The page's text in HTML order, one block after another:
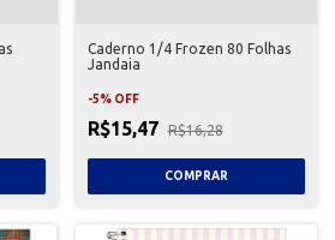
Caderno 1/4 Frozen 80 Folhas
Jandaia
-5% OFF
R$15,47 R$16,28